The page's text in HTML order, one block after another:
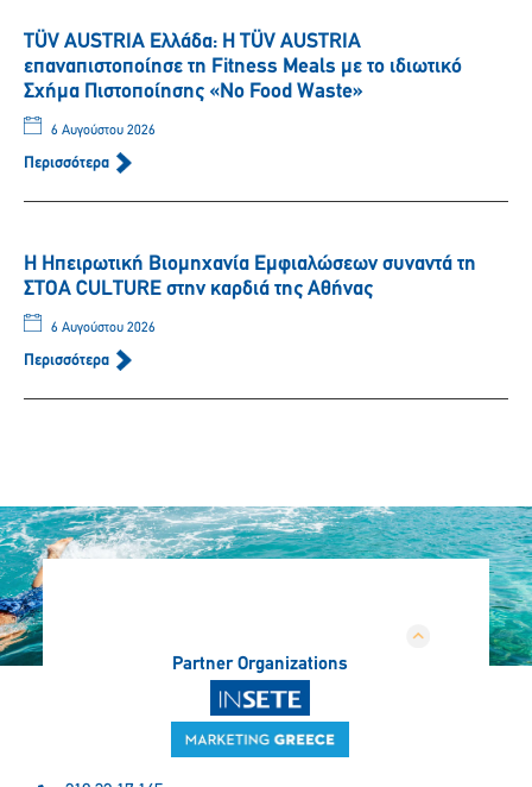
TÜV AUSTRIA Ελλάδα: Η TÜV AUSTRIA
επαναπιστοποίησε τη Fitness Meals με το ιδιωτικό
Σχήμα Πιστοποίησης «No Food Waste»
6 Αυγούστου 2026
Περισσότερα
Η Ηπειρωτική Βιομηχανία Εμφιαλώσεων συναντά τη
ΣΤΟΑ CULTURE στην καρδιά της Αθήνας
6 Αυγούστου 2026
Περισσότερα
Partner Organizations